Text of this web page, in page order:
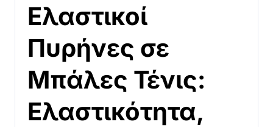
Ελαστικοί
Πυρήνες σε
Μπάλες Τένις:
Ελαστικότητα,